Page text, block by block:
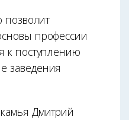
позволит
профессии
к поступлению
заведения
Дмитрий